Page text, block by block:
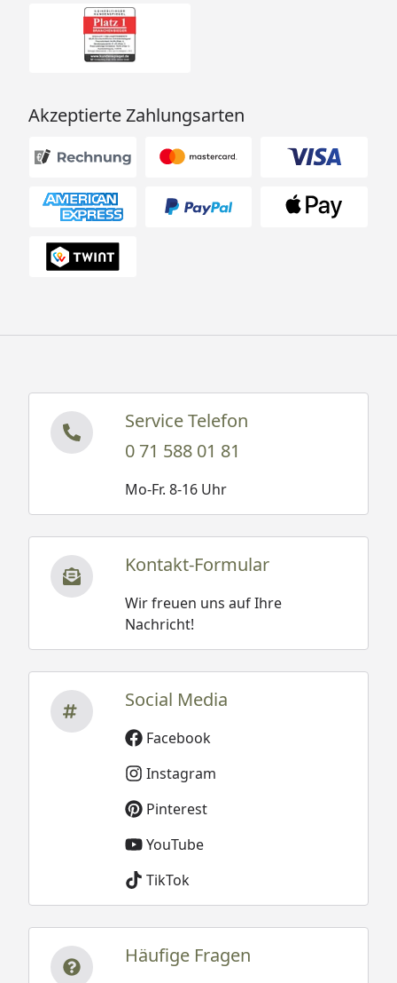
Akzeptierte Zahlungsarten
Service Telefon
0 71 588 01 81
Mo-Fr. 8-16 Uhr
Kontakt-Formular
Wir freuen uns auf Ihre
Nachricht!
Social Media
Facebook
Instagram
Pinterest
YouTube
TikTok
Häufige Fragen